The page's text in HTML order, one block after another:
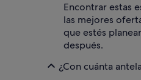
Encontrar estas
las mejores
que estés
después.
¿Con cuánta